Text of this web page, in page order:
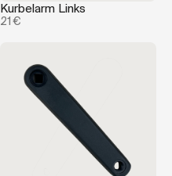
Kurbelarm Links
21 €